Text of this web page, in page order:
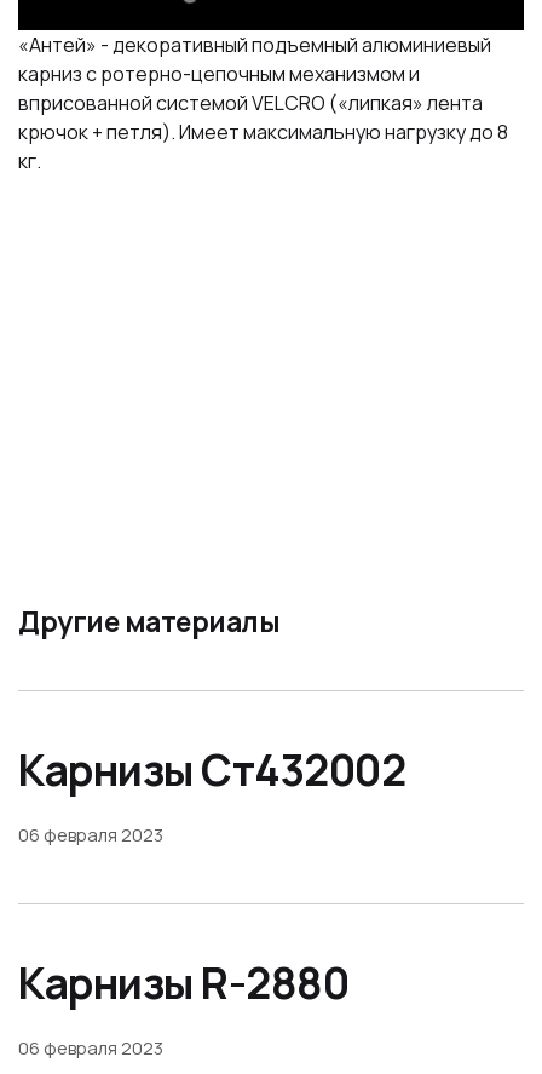
«Антей» - декоративный подъемный алюминиевый
карниз с ротерно-цепочным механизмом и
вприсованной системой VELCRO («липкая» лента
крючок + петля). Имеет максимальную нагрузку до 8
кг.
Другие материалы
Карнизы Ст432002
06 февраля 2023
Карнизы R-2880
06 февраля 2023